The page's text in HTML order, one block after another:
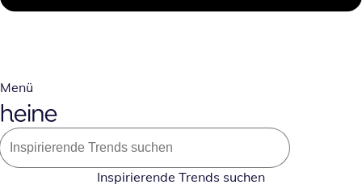
Menü
Inspirierende Trends suchen